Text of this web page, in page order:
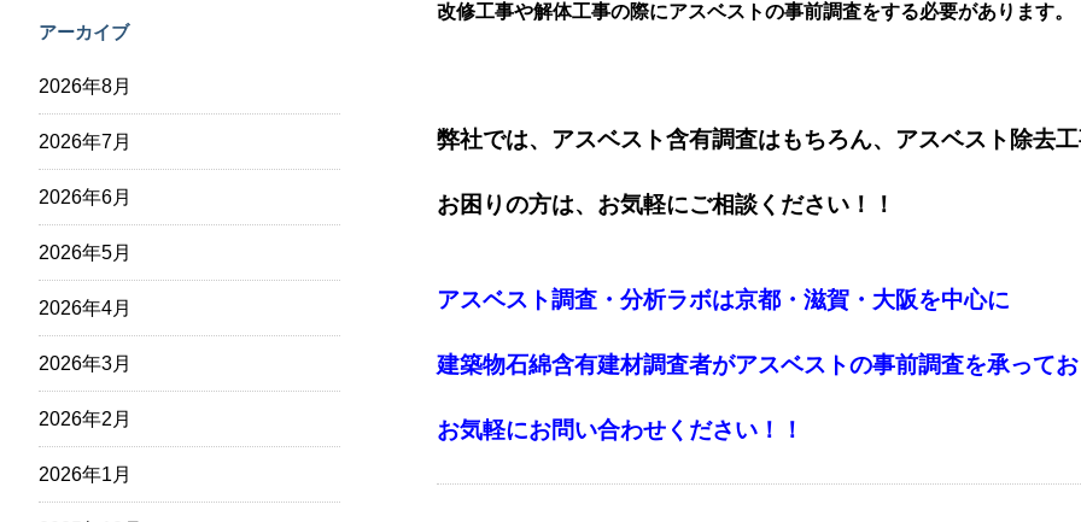
アーカイブ
2026年8月
2026年7月
2026年6月
2026年5月
2026年4月
2026年3月
2026年2月
2026年1月
改修工事や解体工事の際にアスベストの事前調査をする必要があります。
弊社では、アスベスト含有調査はもちろん、アスベスト除去
お困りの方は、お気軽にご相談ください！！
アスベスト調査・分析ラボは京都・滋賀・大阪を中心に
建築物石綿含有建材調査者がアスベストの事前調査を承って
お気軽にお問い合わせください！！